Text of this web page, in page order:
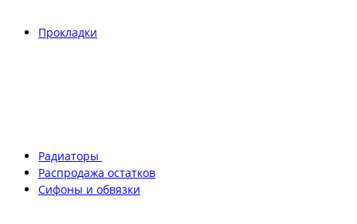
Прокладки
Радиаторы
Распродажа остатков
Сифоны и обвязки